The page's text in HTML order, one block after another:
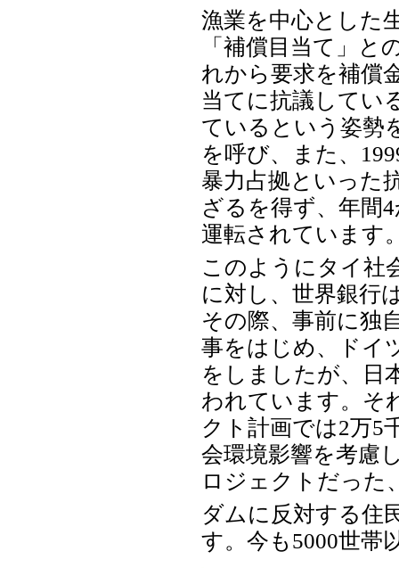
漁業を中心とした
「補償目当て」と
れから要求を補償
当てに抗議してい
ているという姿勢
を呼び、また、
暴力占拠といった
ざるを得ず、年間
運転されています
このようにタイ社
に対し、世界銀行
その際、事前に独
事をはじめ、ドイ
をしましたが、日
われています。そ
クト計画では2万5
会環境影響を考慮
ロジェクトだった
ダムに反対する住
す。今も5000世帯